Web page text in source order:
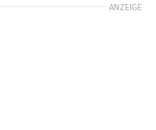
ANZEIGE